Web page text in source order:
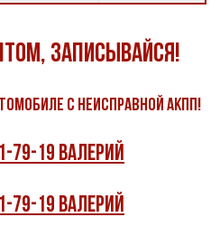
записывайся!
с неисправной АКПП!
79-19 Валерий
79-19 Валерий